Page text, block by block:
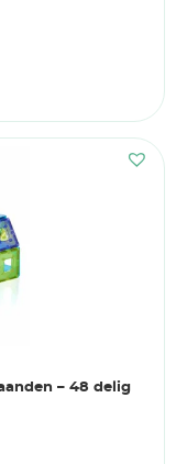
– 48 delig